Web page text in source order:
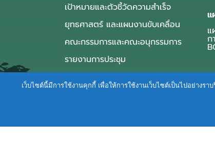
เป้าหมายและตัวชี้วัดความสำเร็จ
ยุทธศาสตร์ และแผนงานขับเคลื่อน
คณะกรรมการและคณะอนุกรรมการ
รายงานการประชุม
แ
แ
ก
เว็บไซต์นี้มีการใช้งานคุกกี้ เพื่อให้การใช้งานเว็บไซต์เป็นไปอย่าง